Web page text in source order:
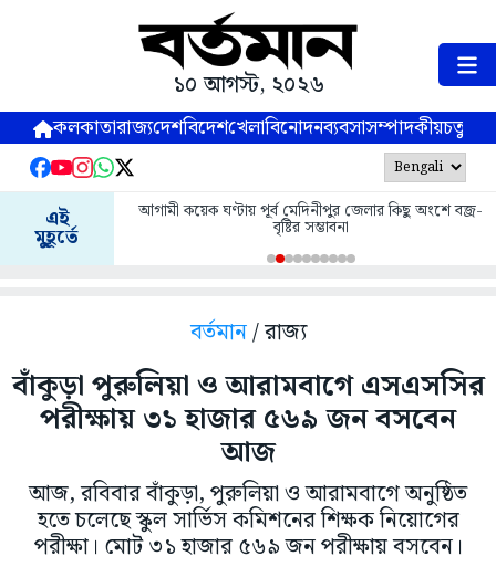
১০ আগস্ট, ২০২৬
কলকাতারাজ্যদেশবিদেশখেলাবিনোদনব্যবসাসম্পাদকীয়
এই
মুহূর্তে
আগামী কয়েক ঘণ্টায় পূর্ব মেদিনীপুর জেলার কিছু অংশে বজ্র-
বৃষ্টির সম্ভাবনা
বর্তমান/ রাজ্য
বাঁকুড়া পুরুলিয়া ও আরামবাগে এসএসসির
পরীক্ষায় ৩১ হাজার ৫৬৯ জন বসবেন
আজ
আজ, রবিবার বাঁকুড়া, পুরুলিয়া ও আরামবাগে অনুষ্ঠিত
হতে চলেছে স্কুল সার্ভিস কমিশনের শিক্ষক নিয়োগের
পরীক্ষা। মোট ৩১ হাজার ৫৬৯ জন পরীক্ষায় বসবেন।